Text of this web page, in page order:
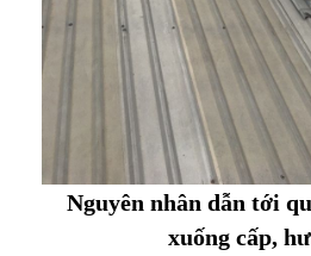
Nguyên nhân dẫn tới
xuống cấp,